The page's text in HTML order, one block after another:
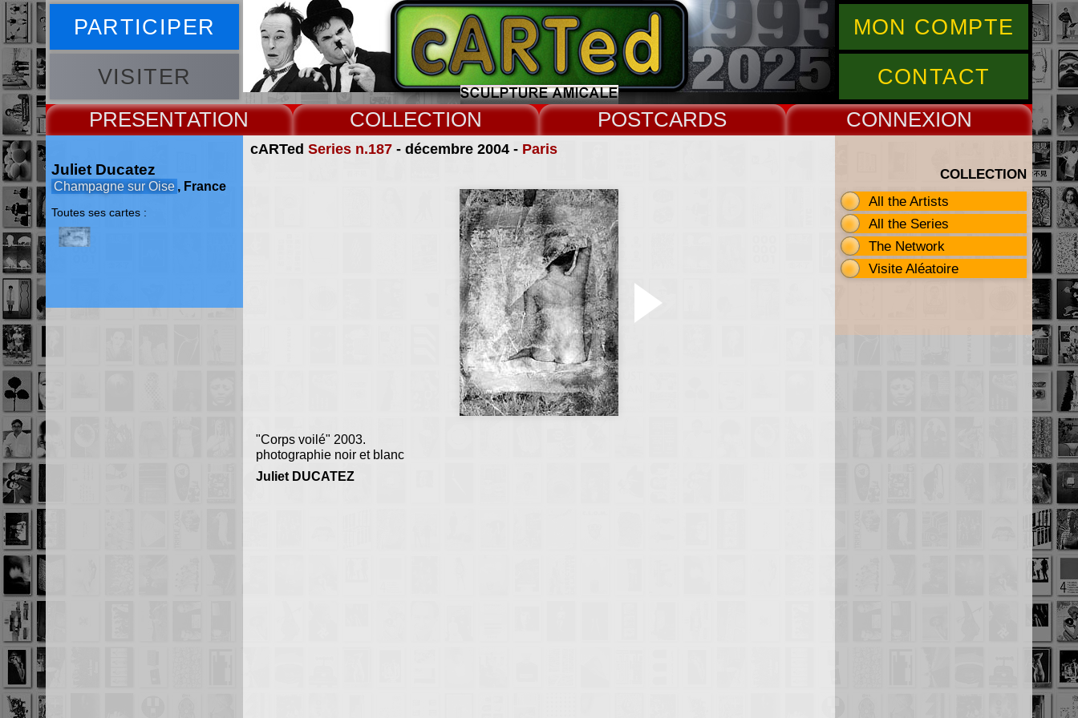
PARTICIPER
VISITER
MON COMPTE
CONTACT
PRESENT COLLECT CARDS CONNEX
cARTed Series n.187- décembre 2004 - Paris
"Corps voilé" 2003.
photographie noir et blanc
Juliet DUCATEZ
Juliet Ducatez
Champagne sur Oise , France
Toutes ses cartes :
COLLECTION
All the Artists
All the Series
The Network
Visite Aléatoire